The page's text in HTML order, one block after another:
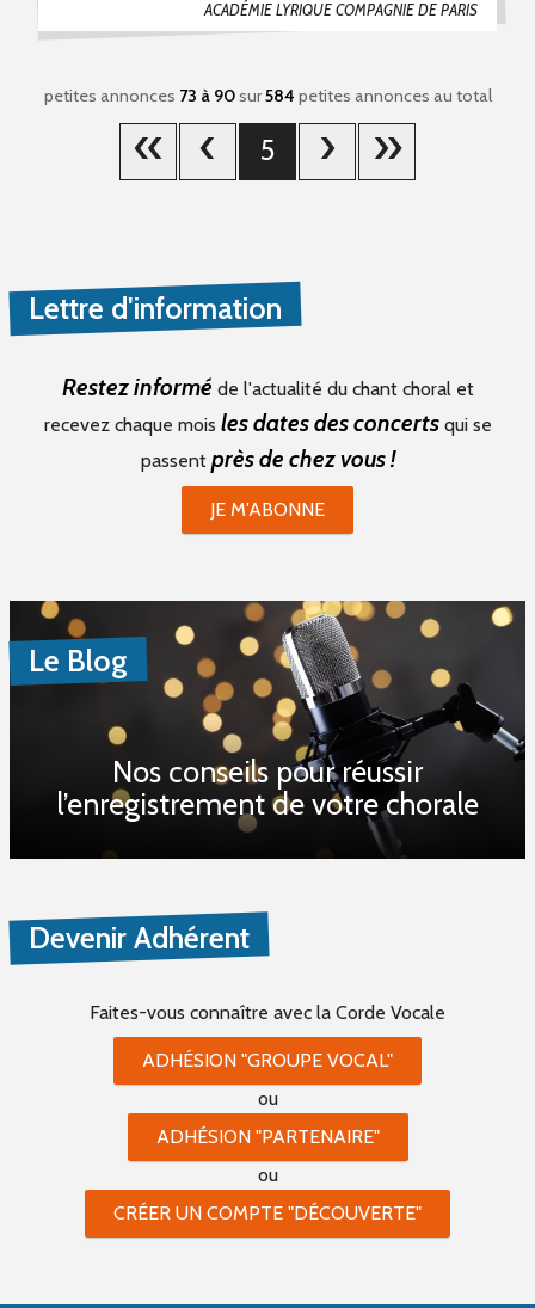
ACADÉMIE LYRIQUE COMPAGNIE DE PARIS
petites annonces 73 à 90sur584 petites annonces au total
5
Lettre d'information
Restez informé de l'actualité du chant choral et
recevez chaque mois les dates des concertsqui se
passent près de chez vous !
JE M'ABONNE
Le Blog
Nos conseils pour réussir
l’enregistrement de votre chorale
Devenir Adhérent
Faites-vous connaître avec la Corde Vocale
ADHÉSION "GROUPE VOCAL"
ou
ADHÉSION "PARTENAIRE"
ou
CRÉER UN COMPTE "DÉCOUVERTE"